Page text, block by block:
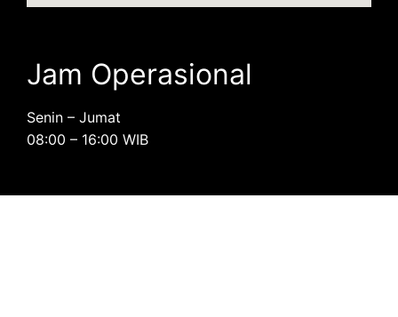
Jam Operasional
Senin – Jumat
08:00 – 16:00 WIB